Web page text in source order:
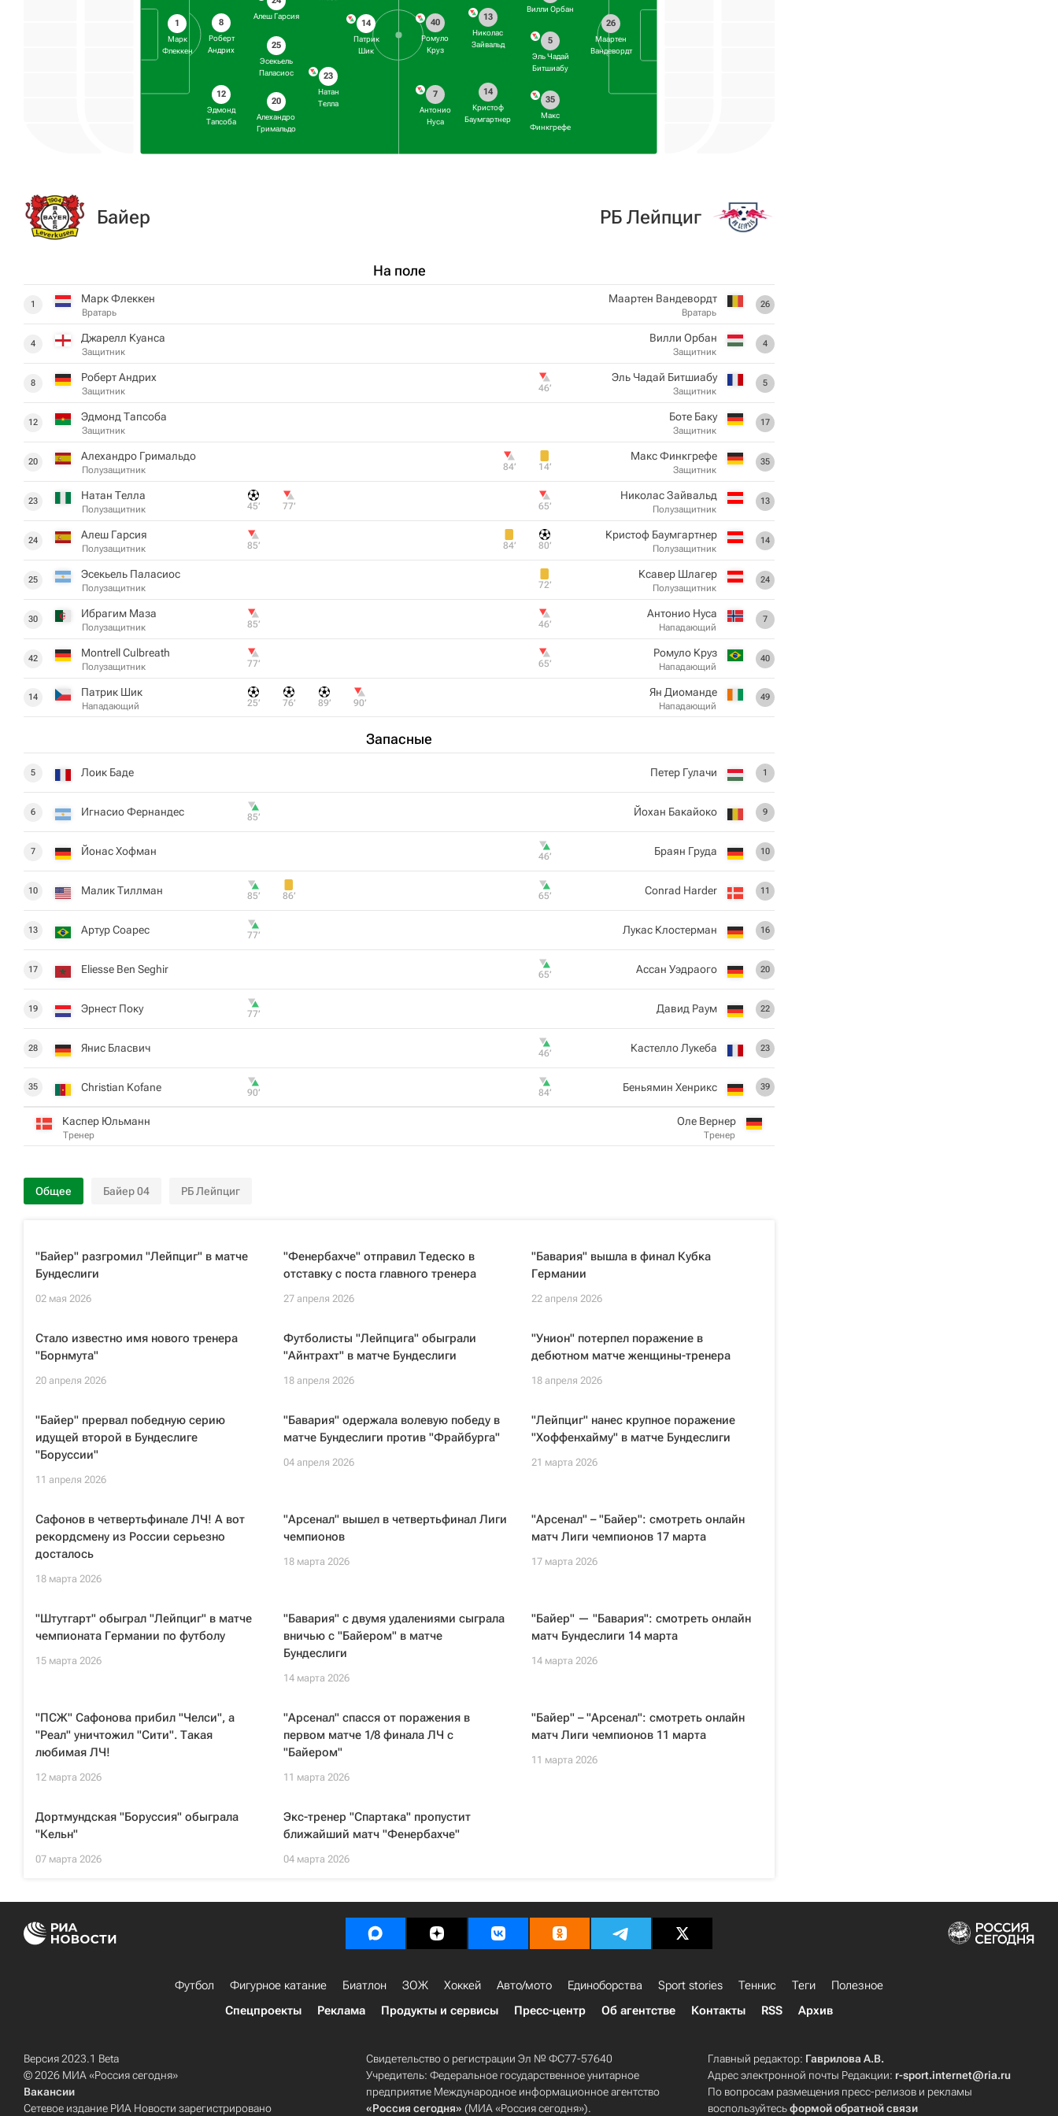
1
Марк
Флеккен
8
Роберт
Андрих
12
Эдмонд
Тапсоба
Алеш Гарсия
25
Эсекьель
Паласиос
20
Алехандро
Гримальдо
23
Натан
Телла
14
Патрик
Шик
26
Маартен
Вандевордт
Вилли Орбан
5
Эль Чадай
Битшиабу
35
Макс
Финкгрефе
13
Николас
Зайвальд
14
Кристоф
Баумгартнер
40
Ромуло
Круз
7
Антонио
Нуса
Байер
На поле
1 Марк Флеккен
Вратарь
4 Джарелл Куанса
Защитник
8 Роберт Андрих
Защитник
12 Эдмонд Тапсоба
Защитник
20 Алехандро Гримальдо
Полузащитник
23 Натан Телла
Полузащитник 45‎’‎ 77‎’‎
24 Алеш Гарсия
Полузащитник 85‎’‎
25 Эсекьель Паласиос
Полузащитник
30 Ибрагим Маза
Полузащитник 85‎’‎
42 Montrell Culbreath
Полузащитник 77‎’‎
14 Патрик Шик
Нападающий 25‎’‎ 76‎’‎ 89‎’‎ 90‎’‎
Запасные
5 Лоик Баде
6 Игнасио Фернандес 85‎’‎
7 Йонас Хофман
10 Малик Тиллман 85‎’‎ 86‎’‎
13 Артур Соарес 77‎’‎
17 Eliesse Ben Seghir
19 Эрнест Поку 77‎’‎
28 Янис Бласвич
35 Christian Kofane 90‎’‎
Каспер Юльманн
Тренер
РБ Лейпциг
26
Маартен Вандевордт
Вратарь
4
Вилли Орбан
Защитник
5
Эль Чадай Битшиабу
Защитник
46‎’‎
17
Боте Баку
Защитник
35
Макс Финкгрефе
Защитник
14‎’‎
84‎’‎
13
Николас Зайвальд
Полузащитник
65‎’‎
14
Кристоф Баумгартнер
Полузащитник
80‎’‎
84‎’‎
24
Ксавер Шлагер
Полузащитник
72‎’‎
7
Антонио Нуса
Нападающий
46‎’‎
40
Ромуло Круз
Нападающий
65‎’‎
49
Ян Диоманде
Нападающий
1
Петер Гулачи
9
Йохан Бакайоко
10
Браян Груда
46‎’‎
11
Conrad Harder
65‎’‎
16
Лукас Клостерман
20
Ассан Уэдраого
65‎’‎
22
Давид Раум
23
Кастелло Лукеба
46‎’‎
39
Беньямин Хенрикс
84‎’‎
Оле Вернер
Тренер
Общее Байер 04 РБ Лейпциг
"Байер" разгромил "Лейпциг" в матче
Бундеслиги
02 мая 2026
"Фенербахче" отправил Тедеско в
отставку с поста главного тренера
27 апреля 2026
"Бавария" вышла в финал Кубка
Германии
22 апреля 2026
Стало известно имя нового тренера
"Борнмута"
20 апреля 2026
Футболисты "Лейпцига" обыграли
"Айнтрахт" в матче Бундеслиги
18 апреля 2026
"Унион" потерпел поражение в
дебютном матче женщины-тренера
18 апреля 2026
"Байер" прервал победную серию
идущей второй в Бундеслиге
"Боруссии"
11 апреля 2026
"Бавария" одержала волевую победу в
матче Бундеслиги против "Фрайбурга"
04 апреля 2026
"Лейпциг" нанес крупное поражение
"Хоффенхайму" в матче Бундеслиги
21 марта 2026
Сафонов в четвертьфинале ЛЧ! А вот
рекордсмену из России серьезно
досталось
18 марта 2026
"Арсенал" вышел в четвертьфинал Лиги
чемпионов
18 марта 2026
"Арсенал" – "Байер": смотреть онлайн
матч Лиги чемпионов 17 марта
17 марта 2026
"Штутгарт" обыграл "Лейпциг" в матче
чемпионата Германии по футболу
15 марта 2026
"Бавария" с двумя удалениями сыграла
вничью с "Байером" в матче
Бундеслиги
14 марта 2026
"Байер" — "Бавария": смотреть онлайн
матч Бундеслиги 14 марта
14 марта 2026
"ПСЖ" Сафонова прибил "Челси", а
"Реал" уничтожил "Сити". Такая
любимая ЛЧ!
12 марта 2026
"Арсенал" спасся от поражения в
первом матче 1/8 финала ЛЧ с
"Байером"
11 марта 2026
"Байер" – "Арсенал": смотреть онлайн
матч Лиги чемпионов 11 марта
11 марта 2026
Дортмундская "Боруссия" обыграла
"Кельн"
07 марта 2026
Экс-тренер "Спартака" пропустит
ближайший матч "Фенербахче"
04 марта 2026
Футбол Фигурное катание Биатлон ЗОЖ Хоккей Авто/мото Единоборства Sport stories Теннис Теги
Полезное
Спецпроекты
Реклама Продукты и сервисы Пресс-центр Об агентстве Контакты RSS Архив
Версия 2023.1 Beta
© 2026 МИА «Россия сегодня»
Вакансии
Сетевое издание РИА Новости зарегистрировано
Свидетельство о регистрации Эл № ФС77-57640
Учредитель: Федеральное государственное унитарное
предприятие Международное информационное агентство
«Россия сегодня» (МИА «Россия сегодня»).
Главный редактор: Гаврилова А.В.
Адрес электронной почты Редакции: r-sport.internet@ria.ru
По вопросам размещения пресс-релизов и рекламы
воспользуйтесьформой обратной связи